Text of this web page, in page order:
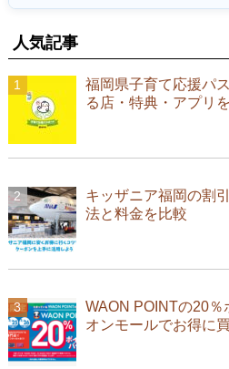
人気記事
福岡県子育て応援パ
る店・特典・アプリ
キッザニア福岡の割
法と料金を比較
WAON POINTの20％
オンモールでお得に